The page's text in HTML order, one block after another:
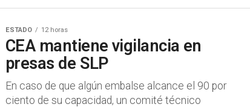
ESTADO 12 horas
CEA mantiene vigilancia en
presas de SLP
En caso de que algún embalse alcance el 90 por
ciento de su capacidad, un comité técnico